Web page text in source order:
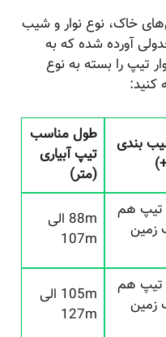
خاک، نوع نوار و شیب
آورده شده که به
تیپ را بسته به نوع
بندی
طول مناسب
تیپ آبیاری
(متر)
تیپ هم
زمین
88m الی
107m
تیپ هم
زمین
105m الی
127m